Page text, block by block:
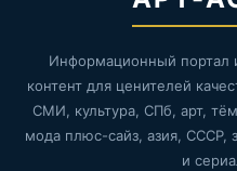
Информационный портал
контент для ценителей
СМИ, культура, СПб, арт,
мода плюс-сайз, азия, СССР,
и